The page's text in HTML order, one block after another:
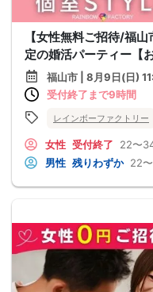
【女性無料ご招待/福
定の婚活パーティー【
福山市 | 8月9日(日)
受付終了まで9時間
レインボーファクトリー
女性 受付終了 22〜
男性 残りわずか 22